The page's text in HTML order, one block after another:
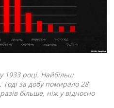
1933 році. Найбільш
за добу помирало 28
більше, ніж у відносно